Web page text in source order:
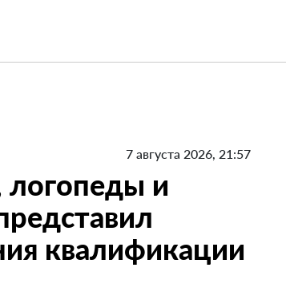
7 августа 2026, 21:57
логопеды и
квалификации